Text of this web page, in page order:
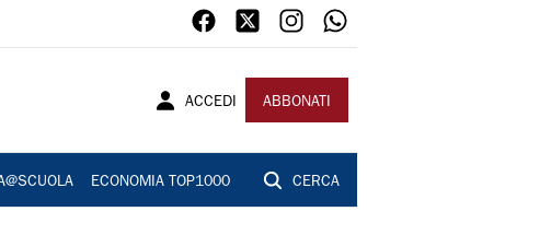
ACCEDI ABBONATI
ECONOMIA TOP1000 CERCA